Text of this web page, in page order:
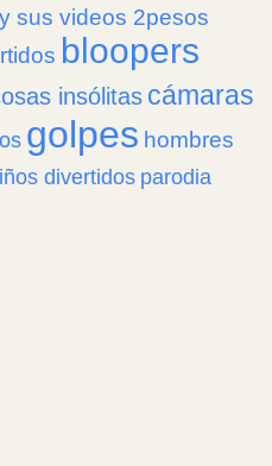
sus videos 2pesos
bloopers
insólitas cámaras
golpes hombres
divertidos parodia